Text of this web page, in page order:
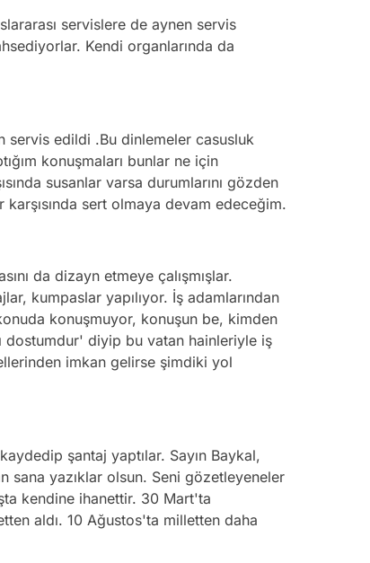
servislere de aynen servis
Kendi organlarında da
servis edildi .Bu dinlemeler casusluk
konuşmaları bunlar ne için
susanlar varsa durumlarını gözden
sert olmaya devam edeceğim.
da dizayn etmeye çalışmışlar.
kumpaslar yapılıyor. İş adamlarından
konuşmuyor, konuşun be, kimden
dostumdur' diyip bu vatan hainleriyle iş
imkan gelirse şimdiki yol
şantaj yaptılar. Sayın Baykal,
sana yazıklar olsun. Seni gözetleyeneler
kendine ihanettir. 30 Mart'ta
aldı. 10 Ağustos'ta milletten daha